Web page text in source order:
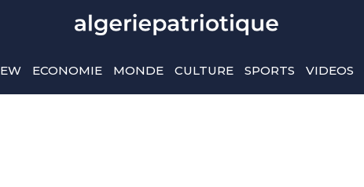
ECONOMIE MONDE CULTURE SPORTS VIDEOS